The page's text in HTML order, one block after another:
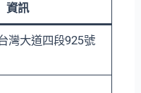
資訊
灣大道四段925號